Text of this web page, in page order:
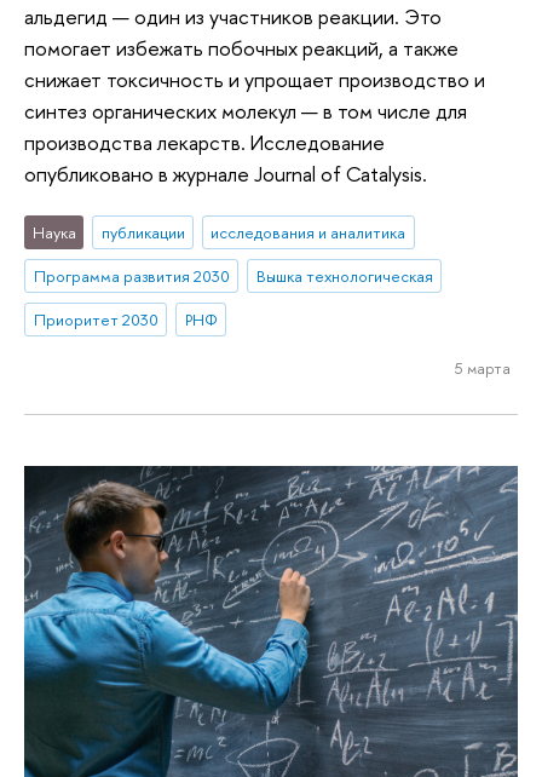
альдегид — один из участников реакции. Это
помогает избежать побочных реакций, а также
снижает токсичность и упрощает производство и
синтез органических молекул — в том числе для
производства лекарств. Исследование
опубликовано в журнале Journal of Catalysis.
Наука публикации
исследования и аналитика
Программа развития 2030
Вышка технологическая
Приоритет 2030
РНФ
5 марта